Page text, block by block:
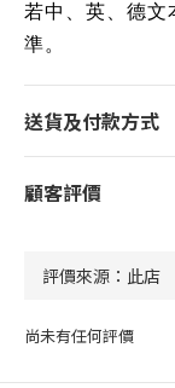
若中、英、德文
準。
送貨及付款方式
顧客評價
尚未有任何評價